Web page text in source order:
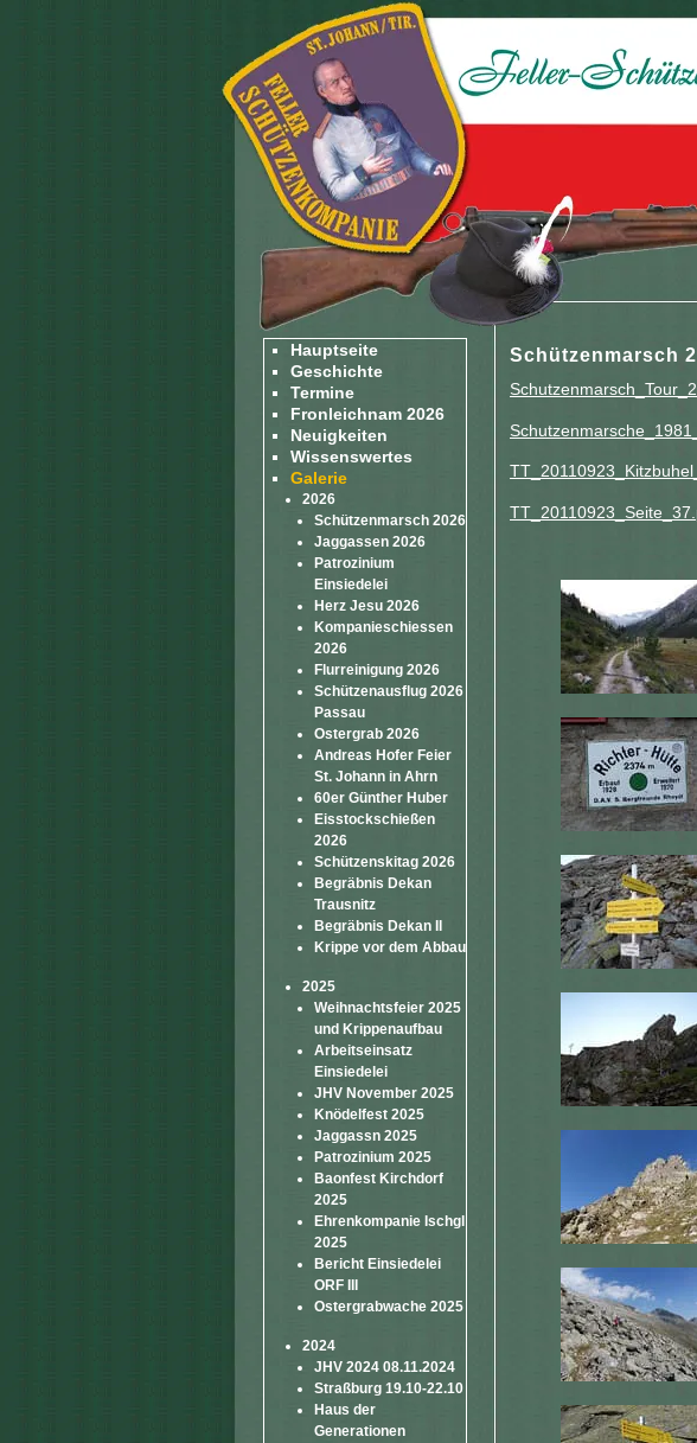
Hauptseite
Geschichte
Termine
Fronleichnam 2026
Neuigkeiten
Wissenswertes
Galerie
2026
Schützenmarsch 2026
Jaggassen 2026
Patrozinium
Einsiedelei
Herz Jesu 2026
Kompanieschiessen
2026
Flurreinigung 2026
Schützenausflug 2026
Passau
Ostergrab 2026
Andreas Hofer Feier
St. Johann in Ahrn
60er Günther Huber
Eisstockschießen
2026
Schützenskitag 2026
Begräbnis Dekan
Trausnitz
Begräbnis Dekan II
Krippe vor dem Abbau
2025
Weihnachtsfeier 2025
und Krippenaufbau
Arbeitseinsatz
Einsiedelei
JHV November 2025
Knödelfest 2025
Jaggassn 2025
Patrozinium 2025
Baonfest Kirchdorf
2025
Ehrenkompanie Ischgl
2025
Bericht Einsiedelei
ORF III
Ostergrabwache 2025
2024
JHV 2024 08.11.2024
Straßburg 19.10-22.10
Haus der
Generationen
Schützenmarsch